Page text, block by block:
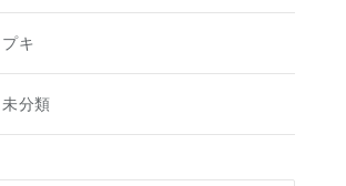
プキ
未分類